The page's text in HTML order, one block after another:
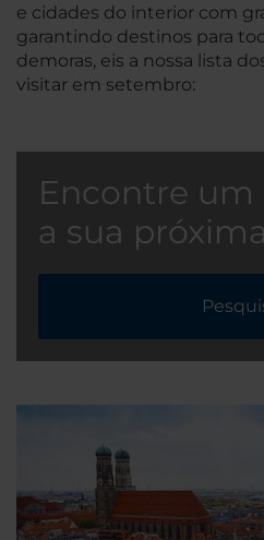
e cidades do interior com
garantindo destinos para
demoras, eis a nossa lista
visitar em setembro:
Encontre um
a sua